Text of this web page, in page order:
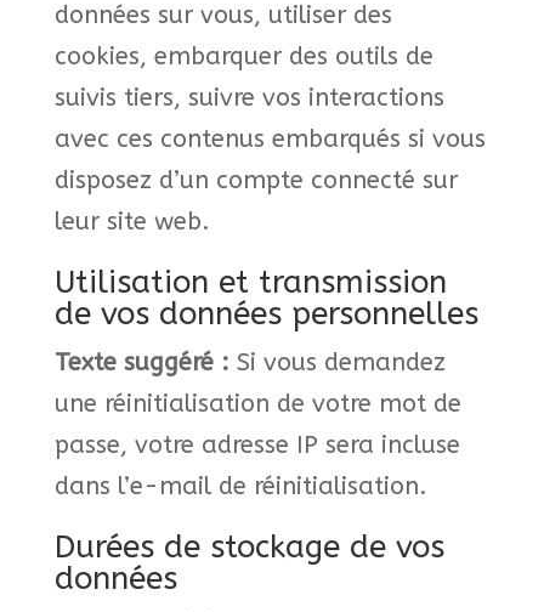
données sur vous, utiliser des
cookies, embarquer des outils de
suivis tiers, suivre vos interactions
avec ces contenus embarqués si vous
disposez d’un compte connecté sur
leur site web.
Utilisation et transmission
de vos données personnelles
Texte suggéré : Si vous demandez
une réinitialisation de votre mot de
passe, votre adresse IP sera incluse
dans l’e-mail de réinitialisation.
Durées de stockage de vos
données